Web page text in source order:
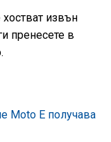
извън
пренесете в
Moto E получава